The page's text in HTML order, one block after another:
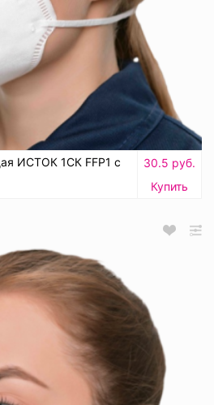
ИСТОК 1СК FFP1 с
30.5 руб.
Купить